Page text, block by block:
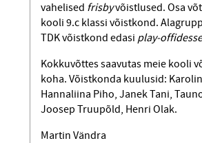
vahelised frisbyvõistlused. Osa
kooli 9.c klassi võistkond.
TDK võistkond edasi play-offidesse
Kokkuvõttes saavutas meie kooli
koha. Võistkonda kuulusid:
Hannaliina Piho, Janek Tani,
Joosep Truupõld, Henri Olak.
Martin Vändra